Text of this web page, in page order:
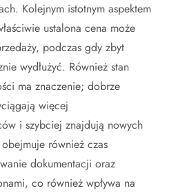
Kolejnym istotnym aspektem
ustalona cena może
podczas gdy zbyt
wydłużyć. Również stan
ma znaczenie; dobrze
więcej
i szybciej znajdują nowych
również czas
dokumentacji oraz
co również wpływa na